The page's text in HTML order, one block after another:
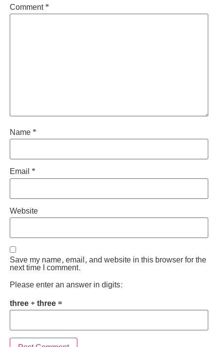
Comment*
Name *
Email *
Website
Save my name, email, and website in this browser for the
next time I comment.
Please enter an answer in digits:
three + three =